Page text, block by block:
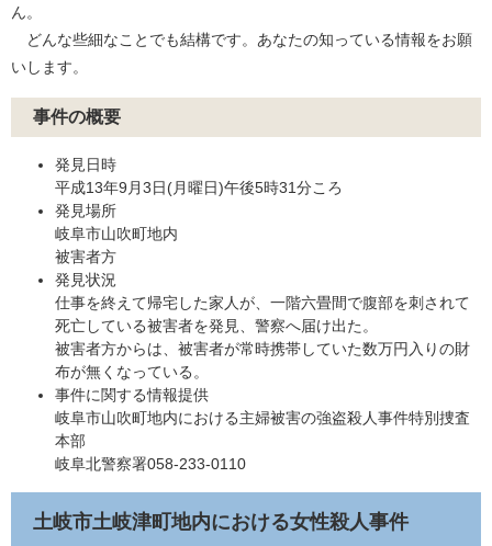
ん。
どんな些細なことでも結構です。あなたの知っている情報をお願
いします。
事件の概要
発見日時
平成13年9月3日(月曜日)午後5時31分ころ
発見場所
岐阜市山吹町地内
被害者方
発見状況
仕事を終えて帰宅した家人が、一階六畳間で腹部を刺されて
死亡している被害者を発見、警察へ届け出た。
被害者方からは、被害者が常時携帯していた数万円入りの財
布が無くなっている。
事件に関する情報提供
岐阜市山吹町地内における主婦被害の強盗殺人事件特別捜査
本部
岐阜北警察署058-233-0110
土岐市土岐津町地内における女性殺人事件